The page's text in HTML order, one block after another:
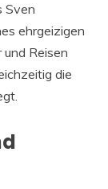
Sven
ehrgeizigen
Reisen
die